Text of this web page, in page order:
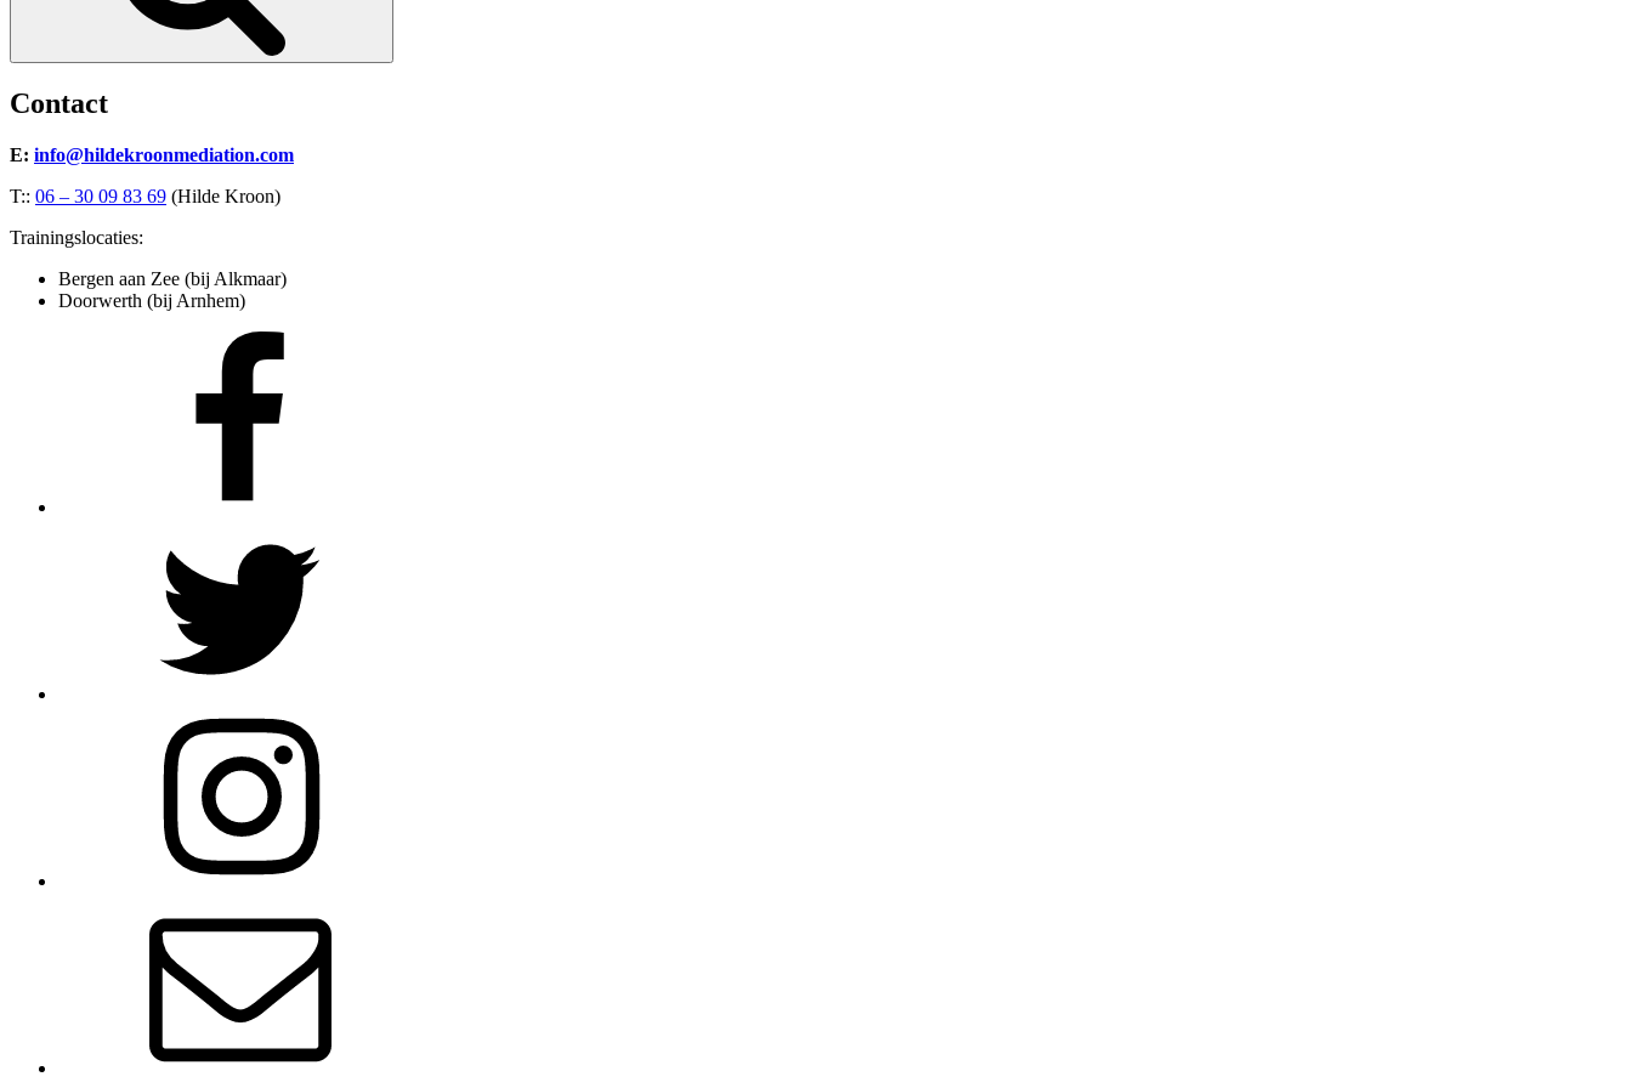
Contact
E: info@hildekroonmediation.com
T:: 06 – 30 09 83 69 (Hilde Kroon)
Trainingslocaties:
Bergen aan Zee (bij Alkmaar)
Doorwerth (bij Arnhem)